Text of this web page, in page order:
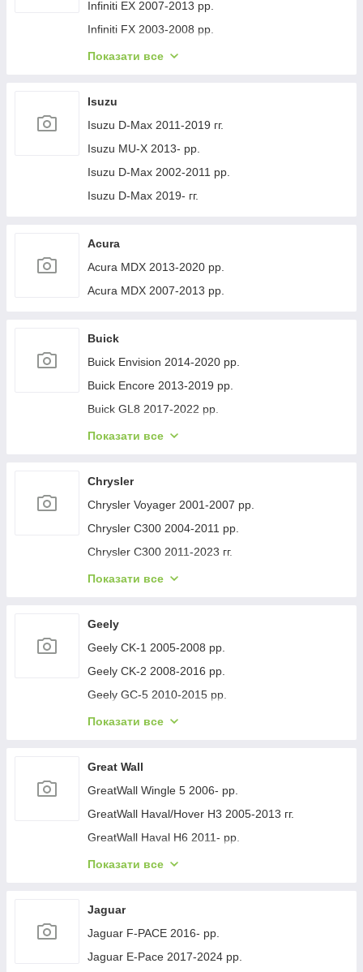
Jeep Cherokee XJ 1984-2001 гг.
Infiniti EX 2007-2013 рр.
Infiniti FX 2003-2008 рр.
Infiniti FX 2008-2012 рр.
Infiniti Q30 2015-2024 гг.
Infiniti Q50/Q60 2013-2024 рр.
Infiniti QX50 2013-2017 рр.
Infiniti QX56 2010-2013 рр.
Infiniti QX70 2013-2019 рр.
Infiniti G25/G35/37 (V36/CV36) 2006-2015 гг.
Infinity Q70/M-series 2010-2019 рр.
Infiniti QX80 2013-2024 рр.
Показати все
Isuzu
Isuzu D-Max 2011-2019 гг.
Isuzu MU-X 2013- рр.
Isuzu D-Max 2002-2011 рр.
Isuzu D-Max 2019- гг.
Acura
Acura MDX 2013-2020 рр.
Acura MDX 2007-2013 рр.
Buick
Buick Envision 2014-2020 рр.
Buick Encore 2013-2019 рр.
Buick GL8 2017-2022 рр.
Buick Lacrosse 2017-2023 рр.
Buick Verano 2016-2021 рр.
Buick Enclave 2007-2012 рр.
Показати все
Chrysler
Chrysler Voyager 2001-2007 рр.
Chrysler C300 2004-2011 рр.
Chrysler C300 2011-2023 гг.
Chrysler Voyager 1996-2001 рр.
Chrysler 200 II 2014-2017 рр.
Показати все
Geely
Geely CK-1 2005-2008 рр.
Geely CK-2 2008-2016 рр.
Geely GC-5 2010-2015 рр.
Geely GC-6 2014-2020 рр.
Geely Emgrand EC7 2009- рр.
Geely Emgrand X7 2011- рр.
Geely LC Cross 2008-2016 гг.
Geely MK 2006-2014 рр.
Geely MK Cross 2010-2016 рр.
Показати все
Great Wall
GreatWall Wingle 5 2006- рр.
GreatWall Haval/Hover H3 2005-2013 гг.
GreatWall Haval H6 2011- рр.
GreatWall Haval F7 2018-2024 рр.
Показати все
Jaguar
Jaguar F-PACE 2016- рр.
Jaguar E-Pace 2017-2024 рр.